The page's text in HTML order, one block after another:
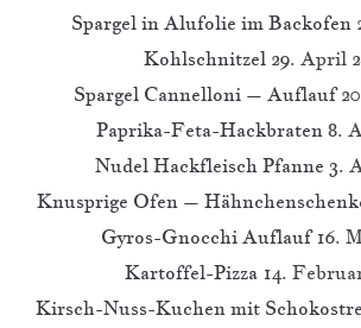
Spargel in Alufolie im Backofen
Kohlschnitzel 29. April
Spargel Cannelloni – Auflauf
Paprika-Feta-Hackbraten 8.
Nudel Hackfleisch Pfanne 3.
Knusprige Ofen –
Gyros-Gnocchi Auflauf 16.
Kartoffel-Pizza 14.
Kirsch-Nuss-Kuchen mit